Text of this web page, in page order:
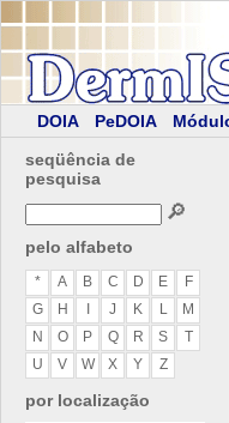
DOIA PeDOIA
seqüência de
pesquisa
🔎
pelo alfabeto
* A B C D E
F
G
H J K L
M
N
O P Q R S
T
U
V W X Y Z
por localização